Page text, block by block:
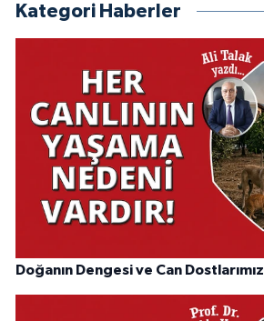
Kategori Haberler
Doğanın Dengesi ve Can Dostlarımız